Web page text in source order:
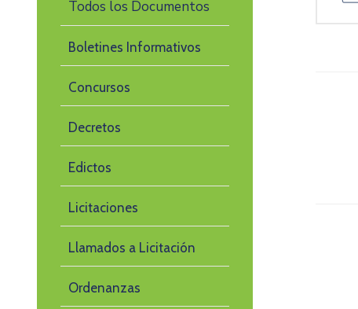
Todos los Documentos
Boletines Informativos
Concursos
Decretos
Edictos
Licitaciones
Llamados a Licitación
Ordenanzas